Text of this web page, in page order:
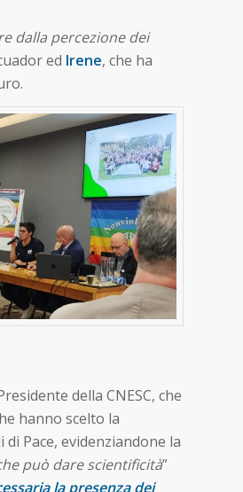
dalla percezione dei
ed Irene, che ha
della CNESC, che
hanno scelto la
Pace, evidenziandone la
può dare scientificità”
la presenza dei